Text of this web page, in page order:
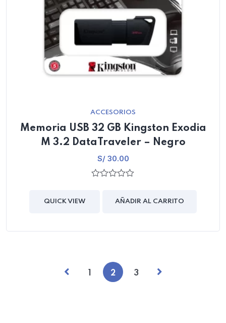
ACCESORIOS
Memoria USB 32 GB Kingston Exodia
M 3.2 DataTraveler – Negro
S/30.00
QUICK VIEW AÑADIR AL CARRITO
2 3